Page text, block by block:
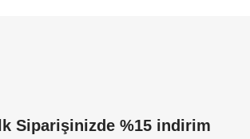
Siparişinizde %15 indirim